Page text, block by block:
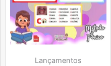
Lançamentos